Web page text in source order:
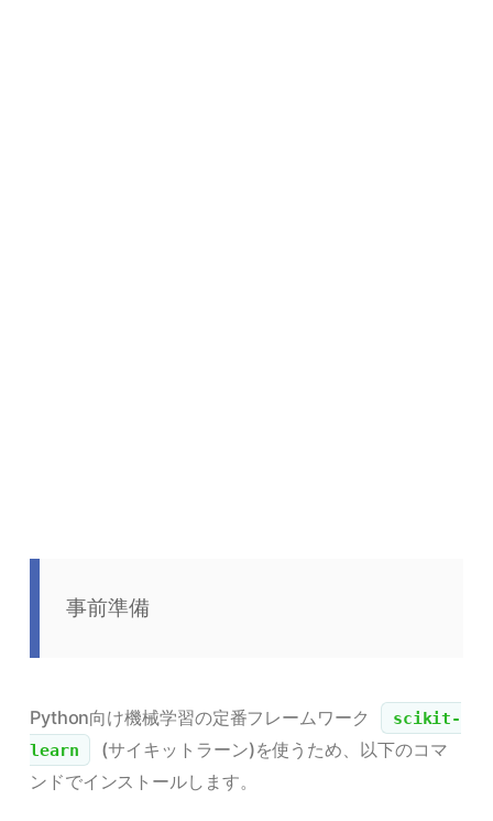
事前準備
Python向け機械学習の定番フレームワーク
scikit-
learn
(サイキットラーン)を使うため、以下のコマ
ンドでインストールします。